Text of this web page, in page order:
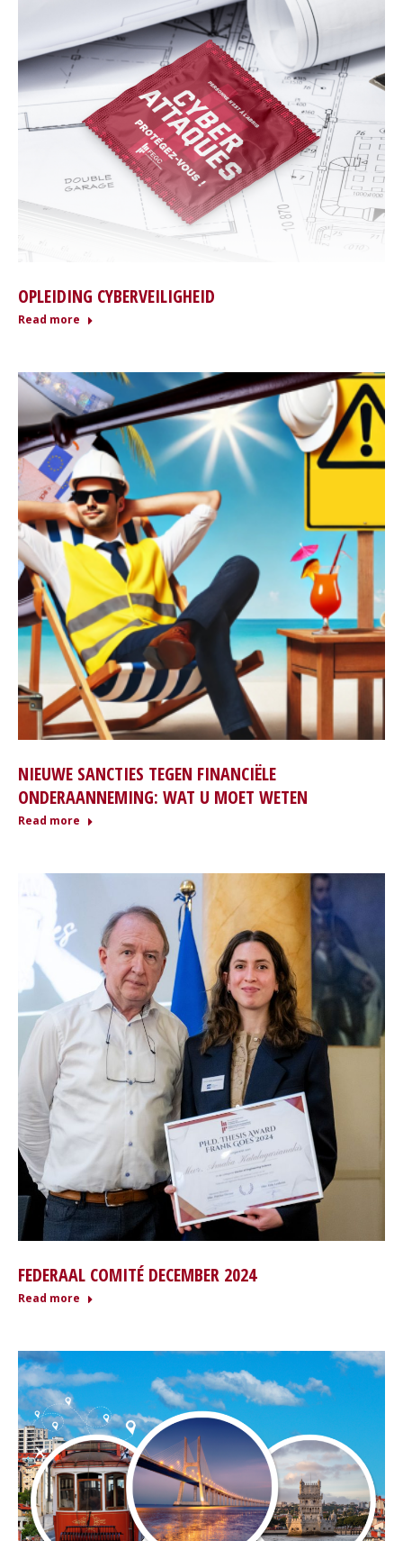
OPLEIDING CYBERVEILIGHEID
Read more
NIEUWE SANCTIES TEGEN FINANCIËLE
ONDERAANNEMING: WAT U MOET WETEN
Read more
FEDERAAL COMITÉ DECEMBER 2024
Read more